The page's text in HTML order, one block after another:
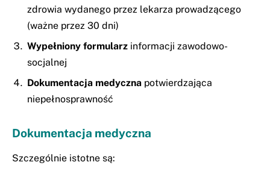
zdrowia wydanego przez lekarza prowadzącego
(ważne przez 30 dni)
Wypełniony formularz informacji zawodowo-
socjalnej
Dokumentacja medyczna potwierdzająca
niepełnosprawność
Dokumentacja medyczna
Szczególnie istotne są: